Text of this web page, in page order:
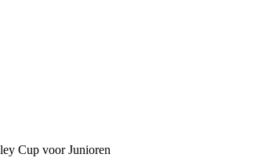
Cup voor Junioren